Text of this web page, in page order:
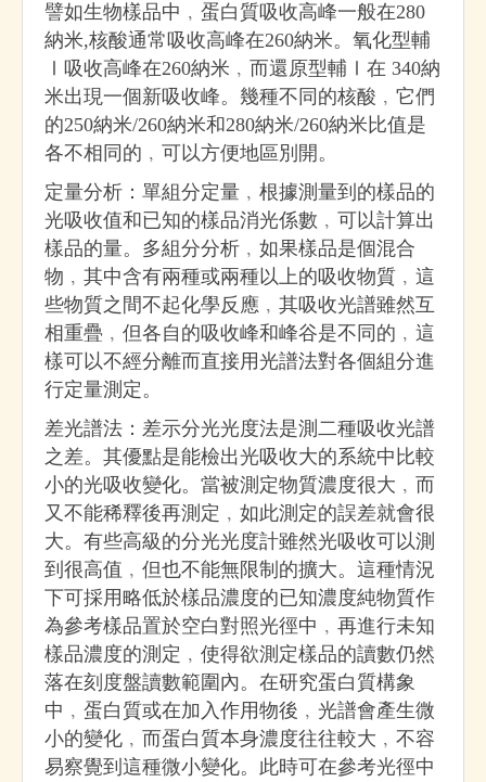
譬如生物樣品中﹐蛋白質吸收高峰一般在280
納米,核酸通常吸收高峰在260納米。氧化型輔
Ⅰ吸收高峰在260納米﹐而還原型輔Ⅰ在 340納
米出現一個新吸收峰。幾種不同的核酸﹐它們
的250納米/260納米和280納米/260納米比值是
各不相同的﹐可以方便地區別開。
定量分析：單組分定量﹐根據測量到的樣品的
光吸收值和已知的樣品消光係數﹐可以計算出
樣品的量。多組分分析﹐如果樣品是個混合
物﹐其中含有兩種或兩種以上的吸收物質﹐這
些物質之間不起化學反應﹐其吸收光譜雖然互
相重疊﹐但各自的吸收峰和峰谷是不同的﹐這
樣可以不經分離而直接用光譜法對各個組分進
行定量測定。
差光譜法：差示分光光度法是測二種吸收光譜
之差。其優點是能檢出光吸收大的系統中比較
小的光吸收變化。當被測定物質濃度很大﹐而
又不能稀釋後再測定﹐如此測定的誤差就會很
大。有些高級的分光光度計雖然光吸收可以測
到很高值﹐但也不能無限制的擴大。這種情況
下可採用略低於樣品濃度的已知濃度純物質作
為參考樣品置於空白對照光徑中﹐再進行未知
樣品濃度的測定﹐使得欲測定樣品的讀數仍然
落在刻度盤讀數範圍內。在研究蛋白質構象
中﹐蛋白質或在加入作用物後﹐光譜會產生微
小的變化﹐而蛋白質本身濃度往往較大﹐不容
易察覺到這種微小變化。此時可在參考光徑中